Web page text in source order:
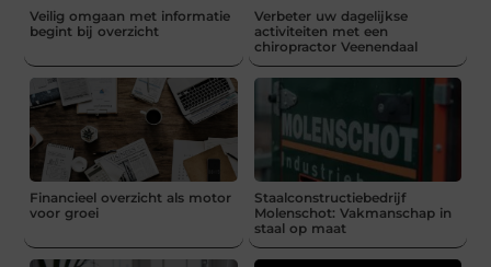
Veilig omgaan met informatie
begint bij overzicht
Verbeter uw dagelijkse
activiteiten met een
chiropractor Veenendaal
Financieel overzicht als motor
voor groei
Staalconstructiebedrijf
Molenschot: Vakmanschap in
staal op maat